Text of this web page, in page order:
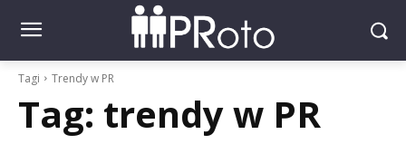
Tagi Trendy w PR
Tag: trendy w PR